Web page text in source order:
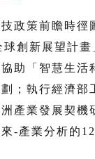
政策前瞻時徑
球創新展望計
助「智慧生活
；執行經濟部
產業發展契機
來-產業分析的